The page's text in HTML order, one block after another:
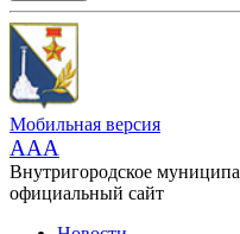
Мобильная версия
AAA
Внутригородское
официальный сайт